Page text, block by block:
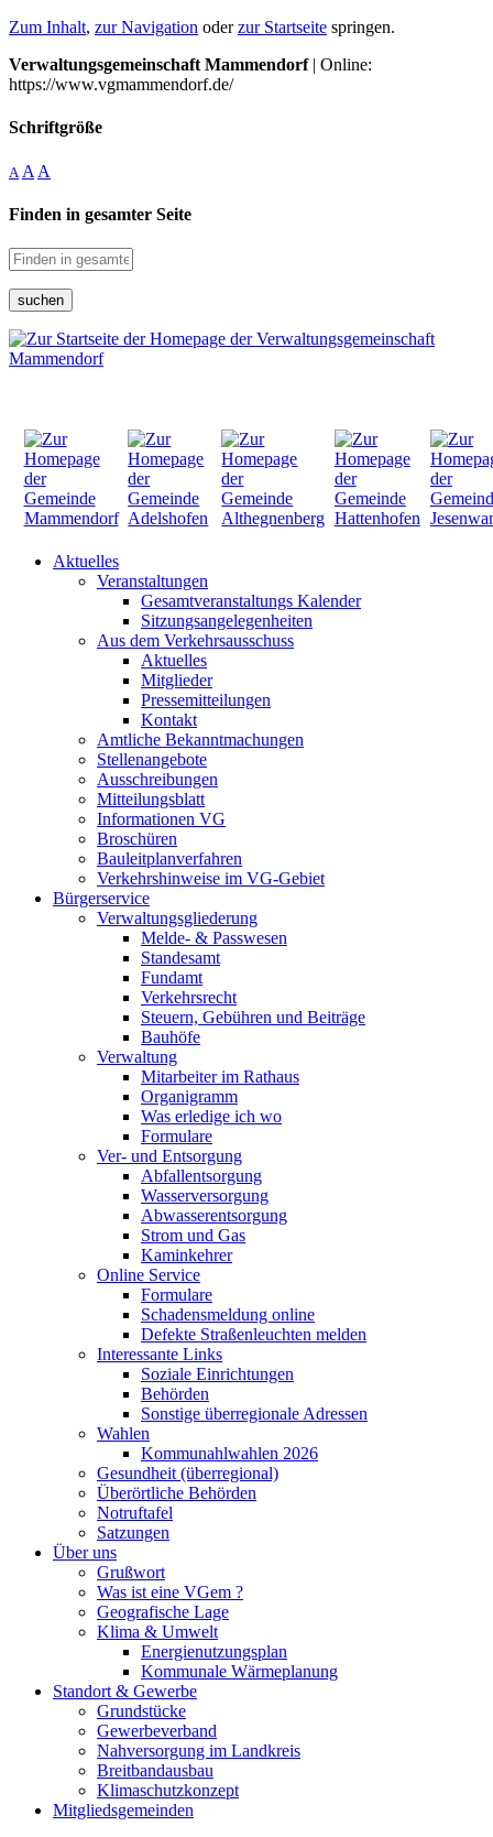
Zum Inhalt, zur Navigation oderzur Startseite springen.
Verwaltungsgemeinschaft Mammendorf| Online:
https://www.vgmammendorf.de/
Schriftgröße
A A A
Finden in gesamter Seite
suchen
Aktuelles
Veranstaltungen
Gesamtveranstaltungs Kalender
Sitzungsangelegenheiten
Aus dem Verkehrsausschuss
Aktuelles
Mitglieder
Pressemitteilungen
Kontakt
Amtliche Bekanntmachungen
Stellenangebote
Ausschreibungen
Mitteilungsblatt
Informationen VG
Broschüren
Bauleitplanverfahren
Verkehrshinweise im VG-Gebiet
Bürgerservice
Verwaltungsgliederung
Melde- & Passwesen
Standesamt
Fundamt
Verkehrsrecht
Steuern, Gebühren und Beiträge
Bauhöfe
Verwaltung
Mitarbeiter im Rathaus
Organigramm
Was erledige ich wo
Formulare
Ver- und Entsorgung
Abfallentsorgung
Wasserversorgung
Abwasserentsorgung
Strom und Gas
Kaminkehrer
Online Service
Formulare
Schadensmeldung online
Defekte Straßenleuchten melden
Interessante Links
Soziale Einrichtungen
Behörden
Sonstige überregionale Adressen
Wahlen
Kommunahlwahlen 2026
Gesundheit (überregional)
Überörtliche Behörden
Notruftafel
Satzungen
Über uns
Grußwort
Was ist eine VGem ?
Geografische Lage
Klima & Umwelt
Energienutzungsplan
Kommunale Wärmeplanung
Standort & Gewerbe
Grundstücke
Gewerbeverband
Nahversorgung im Landkreis
Breitbandausbau
Klimaschutzkonzept
Mitgliedsgemeinden